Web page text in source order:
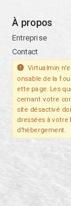
À propos
Entreprise
Contact
Virtualmin
onsable de la
ette page. Les
cernant votre
site désactivé
dressées à votre
d'hébergement.